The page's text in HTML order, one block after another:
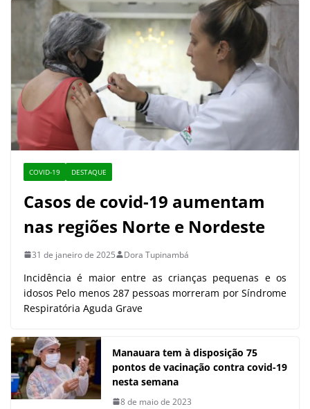
COVID-19 DESTAQUE
Casos de covid-19 aumentam
nas regiões Norte e Nordeste
31 de janeiro de 2025 Dora Tupinambá
Incidência é maior entre as crianças pequenas e os
idosos Pelo menos 287 pessoas morreram por Síndrome
Respiratória Aguda Grave
Manauara tem à disposição 75
pontos de vacinação contra covid-19
nesta semana
8 de maio de 2023